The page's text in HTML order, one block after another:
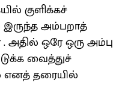
குளிக்கச்
அம்பறாத்
ஒரே ஒரு அம்பு
வைத்துச்
எனத் தரையில்